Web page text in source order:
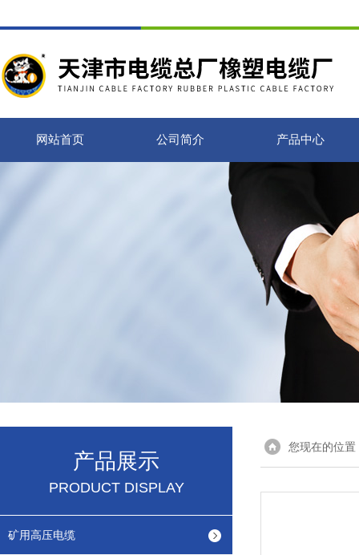
网站首页 公司简介 产品中心
产品展示
PRODUCT DISPLAY
矿用高压电缆
您现在的位置